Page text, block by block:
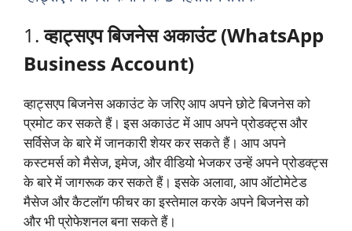
1.व्हाट्सएप बिजनेस अकाउंट (WhatsApp
Business Account)
व्हाट्सएप बिजनेस अकाउंट के जरिए आप अपने छोटे बिजनेस को
प्रमोट कर सकते हैं। इस अकाउंट में आप अपने प्रोडक्ट्स और
सर्विसेज के बारे में जानकारी शेयर कर सकते हैं। आप अपने
कस्टमर्स को मैसेज, इमेज, और वीडियो भेजकर उन्हें अपने प्रोडक्ट्स
के बारे में जागरूक कर सकते हैं। इसके अलावा, आप ऑटोमेटेड
मैसेज और कैटलॉग फीचर का इस्तेमाल करके अपने बिजनेस को
और भी प्रोफेशनल बना सकते हैं।